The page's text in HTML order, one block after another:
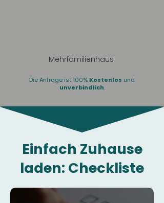
Mehrfamilienhaus
Die Anfrage ist 100% Kostenlos und
unverbindlich.
Einfach Zuhause
laden: Checkliste